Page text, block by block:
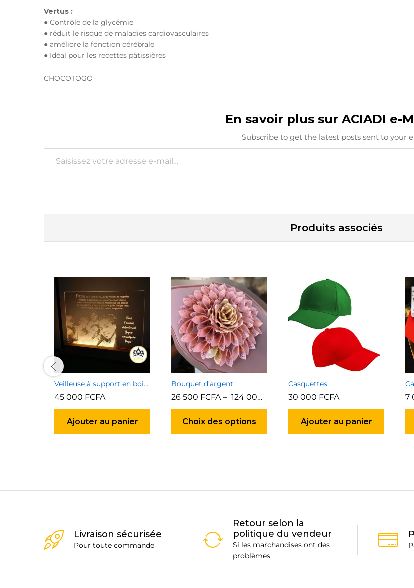
Vertus :
● Contrôle de la glycémie
● réduit le risque de maladies cardiovasculaires
● améliore la fonction cérébrale
● Idéal pour les recettes pâtissières
CHOCOTOGO
En savoir plus sur ACIADI e-
Subscribe to get the latest posts sent to your
Saisissez votre adresse e-mail…
Produits associés
Veilleuse à support en bois (personnalisable avec photo et texte)
45 000 FCFA
Ajouter au panier
Bouquet d’argent
26 500 FCFA– 124 000
Choix des options
la
page
du
produit
Casquettes
30 000 FCFA
Ajouter au panier
7
Livraison sécurisée
Pour toute commande
Retour selon la
politique du vendeur
Si les marchandises ont des
problèmes